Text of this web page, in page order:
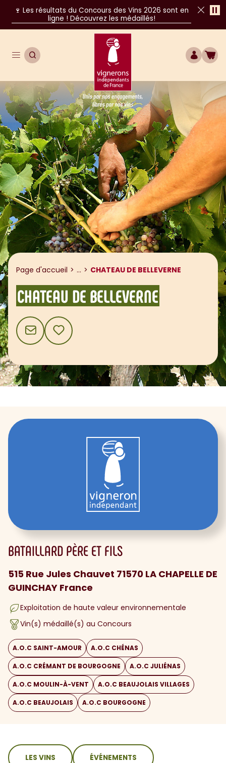
🍷 Les résultats du Concours des Vins 2026 sont en
ligne ! Découvrez les médaillés!
Ouvrir le menu de navigation
OUVRIR LA RECHERCHE
Unis par nos engagements, libres par
COMPTE
Page d'accueil ... Afficher le fil d'ariane
CHATEAU DE BELLEVERNE
CHATEAU DE BELLEVERNE
CONTACTAJOUTER AUX FAVORIS
BATAILLARD PÈRE ET FILS
515 Rue Jules Chauvet 71570 LA CHAPELLE DE
GUINCHAY France
Exploitation de haute valeur environnementale
Vin(s) médaillé(s) au Concours
A.O.C SAINT-AMOUR A.O.C CHÉNAS
A.O.C CRÉMANT DE BOURGOGNE A.O.C JULIÉNAS
A.O.C MOULIN-À-VENT A.O.C BEAUJOLAIS VILLAGES
A.O.C BEAUJOLAIS A.O.C BOURGOGNE
sommaire
LES VINS ÉVÉNEMENTS